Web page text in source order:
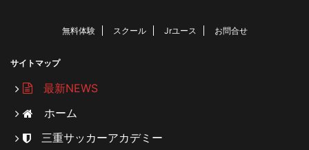
無料体験 スクール Jrユース お問合せ
サイトマップ
最新NEWS
ホーム
三重サッカーアカデミー